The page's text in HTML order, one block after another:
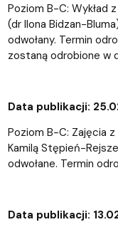
Poziom B-C: Wykład
(dr Ilona Bidzan-
odwołany. Termin
zostaną odrobione w
Data publikacji:
Poziom B-C: Zajęcia
Kamilą Stępień-
odwołane. Termin
Data publikacji: